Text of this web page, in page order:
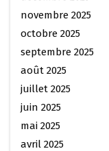
novembre 2025
octobre 2025
septembre 2025
août 2025
juillet 2025
juin 2025
mai 2025
avril 2025